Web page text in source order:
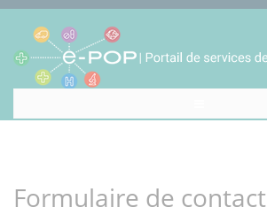
Formulaire de contact